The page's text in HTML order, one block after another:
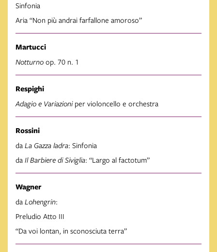
Sinfonia
Aria “Non più andrai farfallone amoroso”
Martucci
Notturno op. 70 n. 1
Respighi
Adagio e Variazioni per violoncello e orchestra
Rossini
da La Gazza ladra: Sinfonia
da Il Barbiere di Siviglia: “Largo al factotum”
Wagner
da Lohengrin:
Preludio Atto III
“Da voi lontan, in sconosciuta terra”